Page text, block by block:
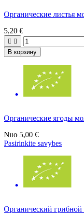
Органические листья
5,20 €
 
В корзину
Органические ягоды
Nuo 5,00 €
Pasirinkite savybes
Органический